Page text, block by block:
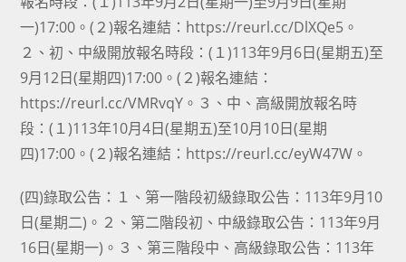
一)17:00。(２)報名連結：https://reurl.cc/DlXQe5。
２、初、中級開放報名時段：(１)113年9月6日(星期五)至
9月12日(星期四)17:00。(２)報名連結：
https://reurl.cc/VMRvqY。３、中、高級開放報名時
段：(１)113年10月4日(星期五)至10月10日(星期
四)17:00。(２)報名連結：https://reurl.cc/eyW47W。
(四)錄取公告：１、第一階段初級錄取公告：113年9月10
日(星期二)。２、第二階段初、中級錄取公告：113年9月
16日(星期一)。３、第三階段中、高級錄取公告：113年